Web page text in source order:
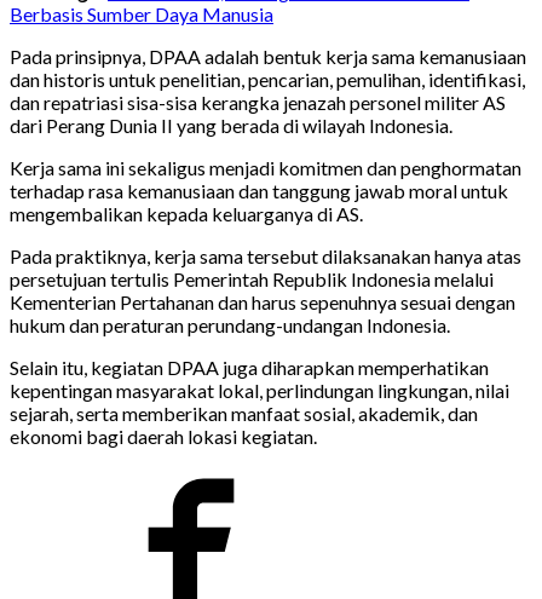
Berbasis Sumber Daya Manusia
Pada prinsipnya, DPAA adalah bentuk kerja sama kemanusiaan
dan historis untuk penelitian, pencarian, pemulihan, identifikasi,
dan repatriasi sisa-sisa kerangka jenazah personel militer AS
dari Perang Dunia II yang berada di wilayah Indonesia.
Kerja sama ini sekaligus menjadi komitmen dan penghormatan
terhadap rasa kemanusiaan dan tanggung jawab moral untuk
mengembalikan kepada keluarganya di AS.
Pada praktiknya, kerja sama tersebut dilaksanakan hanya atas
persetujuan tertulis Pemerintah Republik Indonesia melalui
Kementerian Pertahanan dan harus sepenuhnya sesuai dengan
hukum dan peraturan perundang-undangan Indonesia.
Selain itu, kegiatan DPAA juga diharapkan memperhatikan
kepentingan masyarakat lokal, perlindungan lingkungan, nilai
sejarah, serta memberikan manfaat sosial, akademik, dan
ekonomi bagi daerah lokasi kegiatan.